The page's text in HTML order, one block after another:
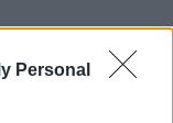
Personal